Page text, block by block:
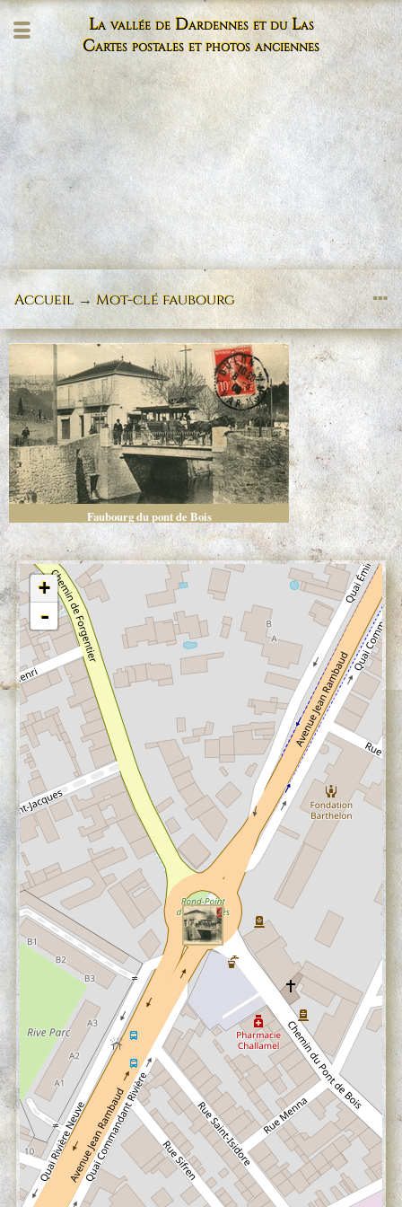
La vallée de Dardennes et du Las
Cartes postales et photos anciennes
Accueil→Mot-cléfaubourg
Faubourg du pont de Bois
+
-